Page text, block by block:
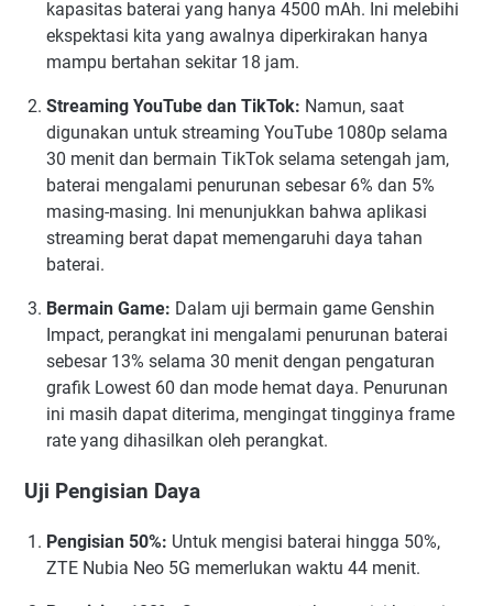
kapasitas baterai yang hanya 4500 mAh. Ini melebihi
ekspektasi kita yang awalnya diperkirakan hanya
mampu bertahan sekitar 18 jam.
Streaming YouTube dan TikTok: Namun, saat
digunakan untuk streaming YouTube 1080p selama
30 menit dan bermain TikTok selama setengah jam,
baterai mengalami penurunan sebesar 6% dan 5%
masing-masing. Ini menunjukkan bahwa aplikasi
streaming berat dapat memengaruhi daya tahan
baterai.
Bermain Game: Dalam uji bermain game Genshin
Impact, perangkat ini mengalami penurunan baterai
sebesar 13% selama 30 menit dengan pengaturan
grafik Lowest 60 dan mode hemat daya. Penurunan
ini masih dapat diterima, mengingat tingginya frame
rate yang dihasilkan oleh perangkat.
Uji Pengisian Daya
Pengisian 50%: Untuk mengisi baterai hingga 50%,
ZTE Nubia Neo 5G memerlukan waktu 44 menit.